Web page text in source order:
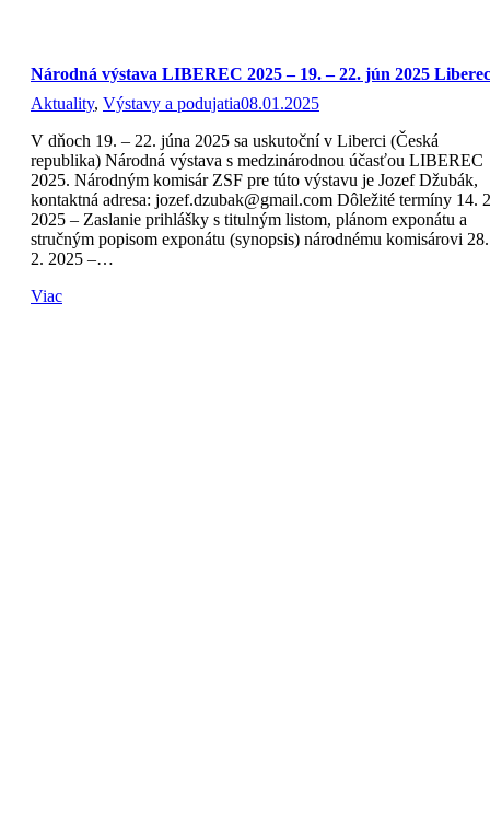
Národná výstava LIBEREC 2025 – 19. – 22. jún 2025 Liberec
Aktuality, Výstavy a podujatia08.01.2025
V dňoch 19. – 22. júna 2025 sa uskutoční v Liberci (Česká
republika) Národná výstava s medzinárodnou účasťou LIBEREC
2025. Národným komisár ZSF pre túto výstavu je Jozef Džubák,
kontaktná adresa: jozef.dzubak@gmail.com Dôležité termíny 14.
2025 – Zaslanie prihlášky s titulným listom, plánom exponátu a
stručným popisom exponátu (synopsis) národnému komisárovi 28.
2. 2025 –…
Viac